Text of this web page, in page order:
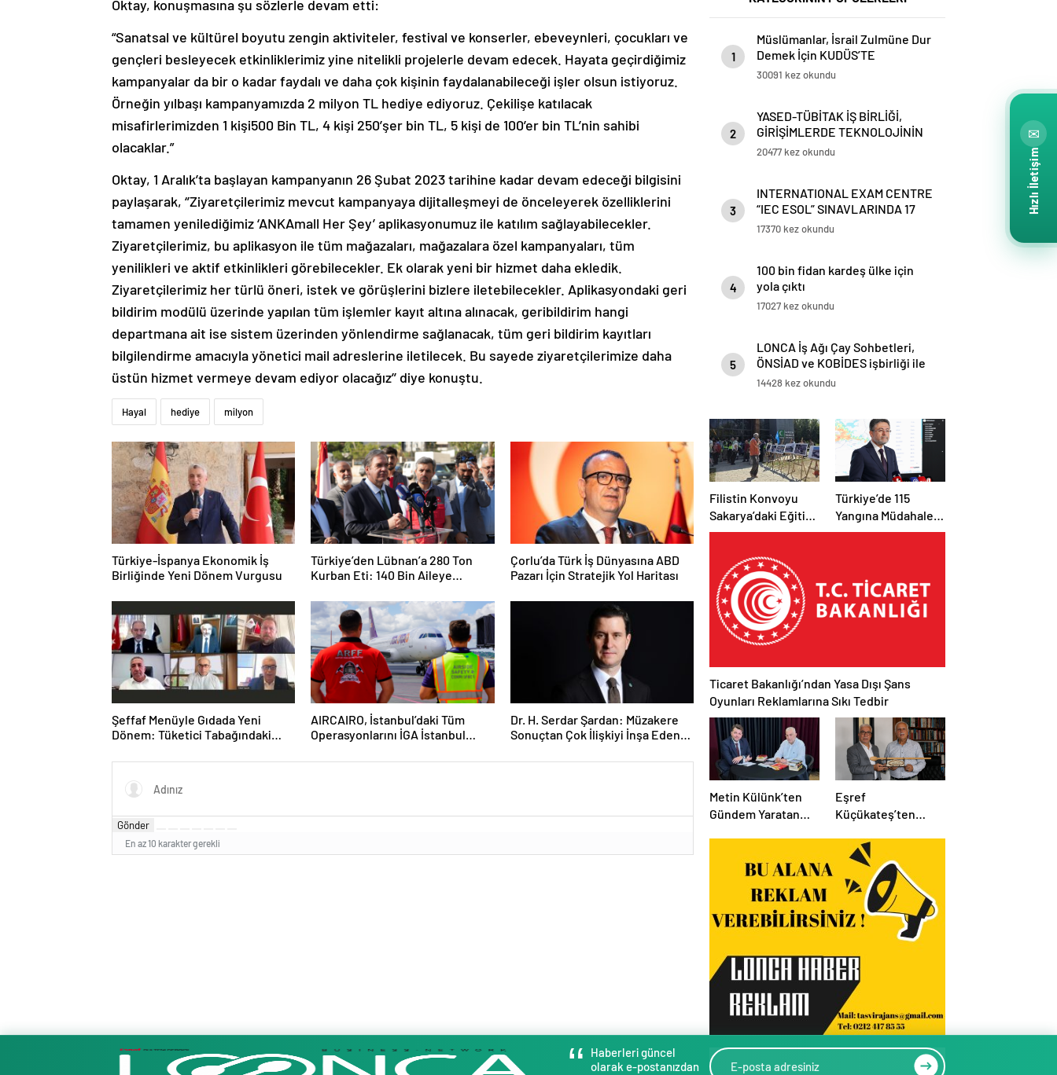
Oktay, konuşmasına şu sözlerle devam etti:
“Sanatsal ve kültürel boyutu zengin aktiviteler, festival ve konserler, ebeveynleri, çocukları ve
gençleri besleyecek etkinliklerimiz yine nitelikli projelerle devam edecek. Hayata geçirdiğimiz
kampanyalar da bir o kadar faydalı ve daha çok kişinin faydalanabileceği işler olsun istiyoruz.
Örneğin yılbaşı kampanyamızda 2 milyon TL hediye ediyoruz. Çekilişe katılacak
misafirlerimizden 1 kişi500 Bin TL, 4 kişi 250’şer bin TL, 5 kişi de 100’er bin TL’nin sahibi
olacaklar.”
Oktay, 1 Aralık’ta başlayan kampanyanın 26 Şubat 2023 tarihine kadar devam edeceği bilgisini
paylaşarak, ‘’Ziyaretçilerimiz mevcut kampanyaya dijitalleşmeyi de önceleyerek özelliklerini
tamamen yenilediğimiz ‘ANKAmall Her Şey’ aplikasyonumuz ile katılım sağlayabilecekler.
Ziyaretçilerimiz, bu aplikasyon ile tüm mağazaları, mağazalara özel kampanyaları, tüm
yenilikleri ve aktif etkinlikleri görebilecekler. Ek olarak yeni bir hizmet daha ekledik.
Ziyaretçilerimiz her türlü öneri, istek ve görüşlerini bizlere iletebilecekler. Aplikasyondaki geri
bildirim modülü üzerinde yapılan tüm işlemler kayıt altına alınacak, geribildirim hangi
departmana ait ise sistem üzerinden yönlendirme sağlanacak, tüm geri bildirim kayıtları
bilgilendirme amacıyla yönetici mail adreslerine iletilecek. Bu sayede ziyaretçilerimize daha
üstün hizmet vermeye devam ediyor olacağız’’ diye konuştu.
Hayal hediye milyon
Türkiye-İspanya Ekonomik İş
Birliğinde Yeni Dönem Vurgusu
Türkiye’den Lübnan’a 280 Ton
Kurban Eti: 140 Bin Aileye
Çorlu’da Türk İş Dünyasına ABD
Pazarı İçin Stratejik Yol Haritası
Şeffaf Menüyle Gıdada Yeni
Dönem: Tüketici Tabağındaki
AIRCAIRO, İstanbul’daki Tüm
Operasyonlarını İGA İstanbul
Dr. H. Serdar Şardan: Müzakere
Sonuçtan Çok İlişkiyi İnşa Eden
Gönder
En az 10 karakter gerekli
1
Müslümanlar, İsrail Zulmüne Dur
Demek İçin KUDÜS’TE
BULUŞMAK ÜZERE ahitleşiyor…
30091 kez okundu
2
YASED-TÜBİTAK İŞ BİRLİĞİ,
GİRİŞİMLERDE TEKNOLOJİNİN
AĞIRLIĞINI ARTIRACAK
20477 kez okundu
3
INTERNATIONAL EXAM CENTRE
“IEC ESOL” SINAVLARINDA 17
Türkiye Birinciliği mavigün
17370 kez okundu
4
100 bin fidan kardeş ülke için
yola çıktı
17027 kez okundu
5
LONCA İş Ağı Çay Sohbetleri,
ÖNSİAD ve KOBİDES işbirliği ile
ÖNSİAD Genel Merkezinde
14428 kez okundu
Filistin Konvoyu
Sakarya’daki Eğitim
Kampını
Etabı Başlıyor
Türkiye’de 115
Yangına Müdahale
Edildi: 110’u Kontrol
Ticaret Bakanlığı’ndan Yasa Dışı Şans
Oyunları Reklamlarına Sıkı Tedbir
Metin Külünk’ten
Gündem Yaratan
Siyasete İlişkin
Mesajlar
Eşref
Küçükateş’ten
Hüseyin Avni
Mutlu’ya Anlamlı
Ziyaret
Haberleri güncel
olarak e-postanızdan
✉
Hızlı İletişim